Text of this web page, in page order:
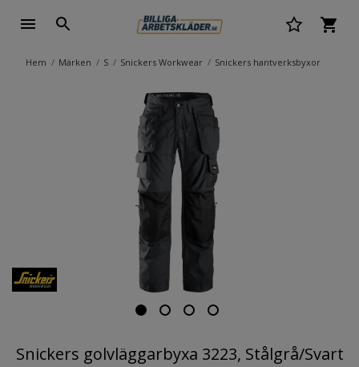
Hem Märken S Snickers Workwear Snickers hantverksbyxor
Snickers golvläggarbyxa 3223, Stålgrå/Svart